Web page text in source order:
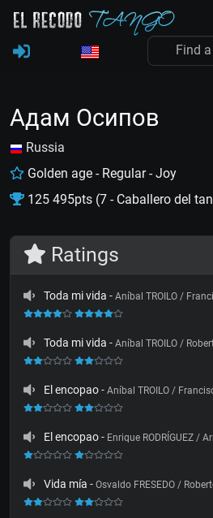
Адам Осипов
Russia
Golden age - Regular - Joy
125 495pts (7 - Caballero del
Ratings
Toda mi vida - Aníbal TROILO /
Toda mi vida - Aníbal TROILO /
El encopao- Aníbal TROILO /
El encopao- Enrique RODRÍGUEZ /
Vida mía - Osvaldo FRESEDO /